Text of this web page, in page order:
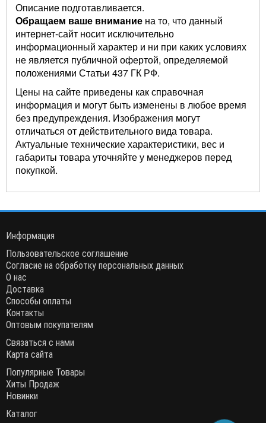
Описание подготавливается.
Обращаем ваше внимание на то, что данный
интернет-сайт носит исключительно
информационный характер и ни при каких условиях
не является публичной офертой, определяемой
положениями Статьи 437 ГК РФ.
Цены на сайте приведены как справочная
информация и могут быть изменены в любое время
без предупреждения. Изображения могут
отличаться от действительного вида товара.
Актуальные технические характеристики, вес и
габариты товара уточняйте у менеджеров перед
покупкой.
Информация
Пользовательское соглашение
Согласие на обработку персональных данных
О нас
Доставка
Способы оплаты
Контакты
Оптовым покупателям
Связаться с нами
Карта сайта
Популярные Товары
Хиты Продаж
Новинки
Каталог